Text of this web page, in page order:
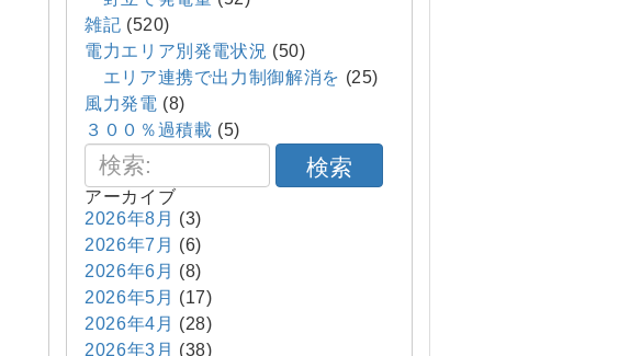
雑記 (520)
電力エリア別発電状況 (50)
エリア連携で出力制御解消を (25)
風力発電 (8)
３００％過積載 (5)
検索
アーカイブ
2026年8月 (3)
2026年7月 (6)
2026年6月 (8)
2026年5月 (17)
2026年4月 (28)
2026年3月 (38)